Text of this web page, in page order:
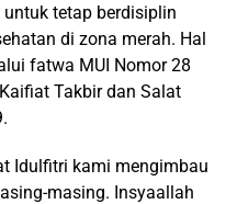
tetap berdisiplin
di zona merah. Hal
fatwa MUI Nomor 28
Takbir dan Salat
Idulfitri kami mengimbau
masing. Insyaallah